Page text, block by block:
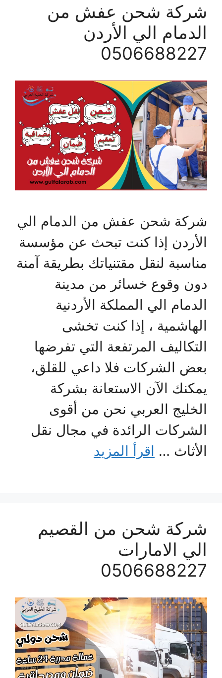
شركة شحن عفش من
الدمام الي الأردن
0506688227
شركة شحن عفش من الدمام الي
الأردن إذا كنت تبحث عن مؤسسة
مناسبة لنقل مقتنياتك بطريقة آمنة
دون وقوع خسائر من مدينة
الدمام الي المملكة الأردنية
الهاشمية ، إذا كنت تخشى
التكاليف المرتفعة التي تفرضها
بعض الشركات فلا داعي للقلق،
يمكنك الآن الاستعانة بشركة
الخليج العربي نحن من أقوى
الشركات الرائدة في مجال نقل
الأثاث … اقرأ المزيد
شركة شحن من القصيم
الي الامارات
0506688227